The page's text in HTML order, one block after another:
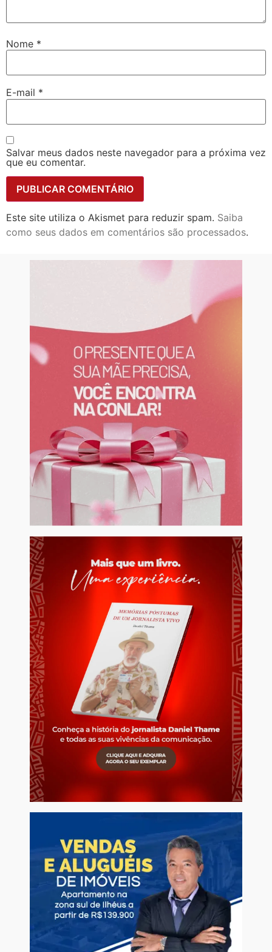
Nome *
E-mail *
Salvar meus dados neste navegador para a próxima vez
que eu comentar.
Este site utiliza o Akismet para reduzir spam. Saiba
como seus dados em comentários são processados.